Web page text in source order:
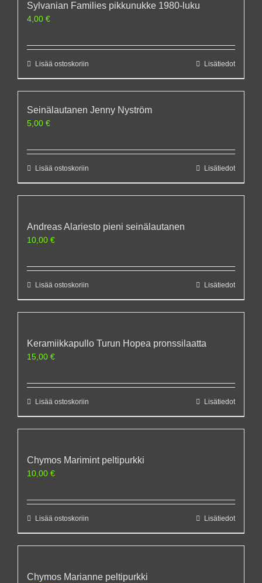
Sylvanian Families pikkunukke 1980-luku
4,00 €
Lisää ostoskoriin Lisätiedot
Seinälautanen Jenny Nyström
5,00 €
Lisää ostoskoriin Lisätiedot
Andreas Alariesto pieni seinälautanen
10,00 €
Lisää ostoskoriin Lisätiedot
Keramiikkapullo Turun Hopea pronssilaatta
15,00 €
Lisää ostoskoriin Lisätiedot
Chymos Marimint peltipurkki
10,00 €
Lisää ostoskoriin Lisätiedot
Chymos Marianne peltipurkki